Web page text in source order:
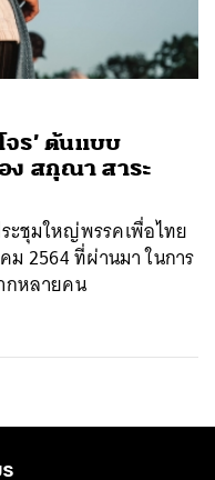
จร’ ต้นแบบ
ง สกุณา สาระ
ะชุมใหญ่พรรคเพื่อไทย
2564 ที่ผ่านมา ในการ
กหลายคน
LINE EMAIL